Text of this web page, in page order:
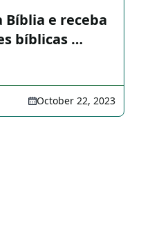
e receba
bíblicas …
October 22, 2023